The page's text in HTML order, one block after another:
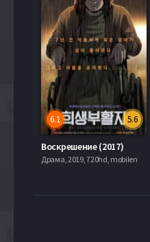
5.6
6.1
Воскрешение (2017)
Драма, 2019, 720hd, mobilen